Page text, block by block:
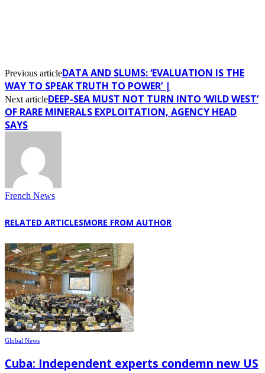
Previous articleDATA AND SLUMS: ‘EVALUATION IS THE
WAY TO SPEAK TRUTH TO POWER’ |
Next articleDEEP-SEA MUST NOT TURN INTO ‘WILD WEST’
OF RARE MINERALS EXPLOITATION, AGENCY HEAD
SAYS
French News
RELATED ARTICLESMORE FROM AUTHOR
Global News
Cuba: Independent experts condemn new US